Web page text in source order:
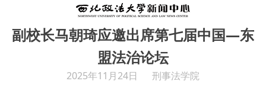
副校长马朝琦应邀出席第七届中国—东
盟法治论坛
2025年11月24日 刑事法学院